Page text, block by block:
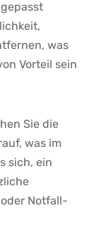
was
⁤Vorteil sein
Sie‍ die
was ‌im
sich, ein
Notfall-